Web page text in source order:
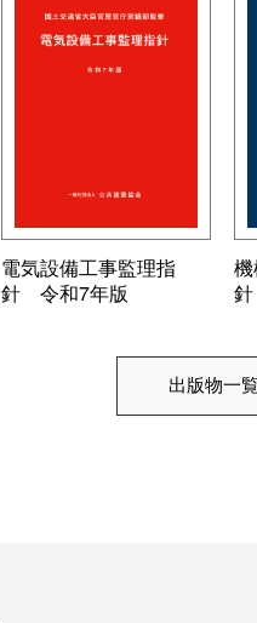
電気設備工事監理指
針 令和7年版
出版物一